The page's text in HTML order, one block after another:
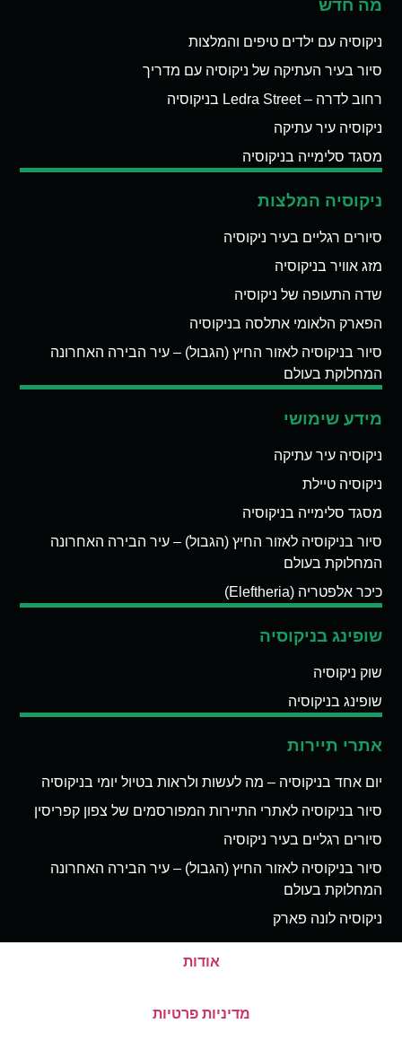
מה חדש
ניקוסיה עם ילדים טיפים והמלצות
סיור בעיר העתיקה של ניקוסיה עם מדריך
רחוב לדרה – Ledra Street בניקוסיה
ניקוסיה עיר עתיקה
מסגד סלימייה בניקוסיה
ניקוסיה המלצות
סיורים רגליים בעיר ניקוסיה
מזג אוויר בניקוסיה
שדה התעופה של ניקוסיה
הפארק הלאומי אתלסה בניקוסיה
סיור בניקוסיה לאזור החיץ (הגבול) – עיר הבירה האחרונה
המחלוקת בעולם
מידע שימושי
ניקוסיה עיר עתיקה
ניקוסיה טיילת
מסגד סלימייה בניקוסיה
סיור בניקוסיה לאזור החיץ (הגבול) – עיר הבירה האחרונה
המחלוקת בעולם
כיכר אלפטריה (Eleftheria)
שופינג בניקוסיה
שוק ניקוסיה
שופינג בניקוסיה
אתרי תיירות
יום אחד בניקוסיה – מה לעשות ולראות בטיול יומי בניקוסיה
סיור בניקוסיה לאתרי התיירות המפורסמים של צפון קפריסין
סיורים רגליים בעיר ניקוסיה
סיור בניקוסיה לאזור החיץ (הגבול) – עיר הבירה האחרונה
המחלוקת בעולם
ניקוסיה לונה פארק
אודות
מדיניות פרטיות